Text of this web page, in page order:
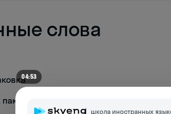
слова
04:53
школа иностранных